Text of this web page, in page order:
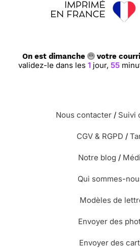
On est dimanche votre
validez-le dans les 1jour, 55
Nous contacter / Suivi
CGV & RGPD /
Notre blog /
Qui sommes-
Modèles de
Envoyer des
Envoyer des